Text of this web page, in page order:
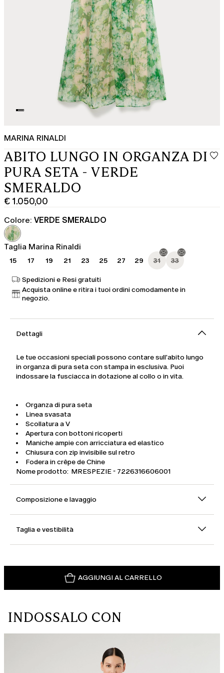
MARINA RINALDI
ABITO LUNGO IN ORGANZA DI
PURA SETA - VERDE
SMERALDO
€ 1.050,00
Prezzo
corrente
€
1.050,00
Colore: VERDE SMERALDO
Taglia Marina Rinaldi
15 17 19 21 23 25 27 29 31 33
Spedizioni e Resi gratuiti
Acquista online e ritira i tuoi ordini comodamente in
negozio.
Dettagli
Le tue occasioni speciali possono contare sull'abito lungo
in organza di pura seta con stampa in esclusiva. Puoi
indossare la fusciacca in dotazione al collo o in vita.
Organza di pura seta
Linea svasata
Scollatura a V
Apertura con bottoni ricoperti
Maniche ampie con arricciatura ed elastico
Chiusura con zip invisibile sul retro
Fodera in crêpe de Chine
Nome prodotto: MRESPEZIE - 7226316606001
Composizione e lavaggio
Taglia e vestibilità
AGGIUNGI AL CARRELLO
INDOSSALO CON